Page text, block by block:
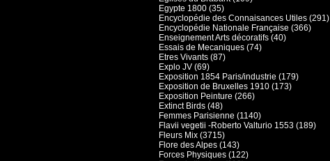
Egypte 1800 (35)
Encyclopédie des Connaisances Utiles (291)
Encyclopédie Nationale Française (366)
Enseignement Arts décoratifs (40)
Essais de Mecaniques (74)
Etres Vivants (87)
Explo JV (69)
Exposition 1854 Paris/industrie (179)
Exposition de Bruxelles 1910 (173)
Exposition Peinture (266)
Extinct Birds (48)
Femmes Parisienne (1140)
Flavii vegetii -Roberto Valturio 1553 (189)
Fleurs Mix (3715)
Flore des Alpes (143)
Forces Physiques (122)